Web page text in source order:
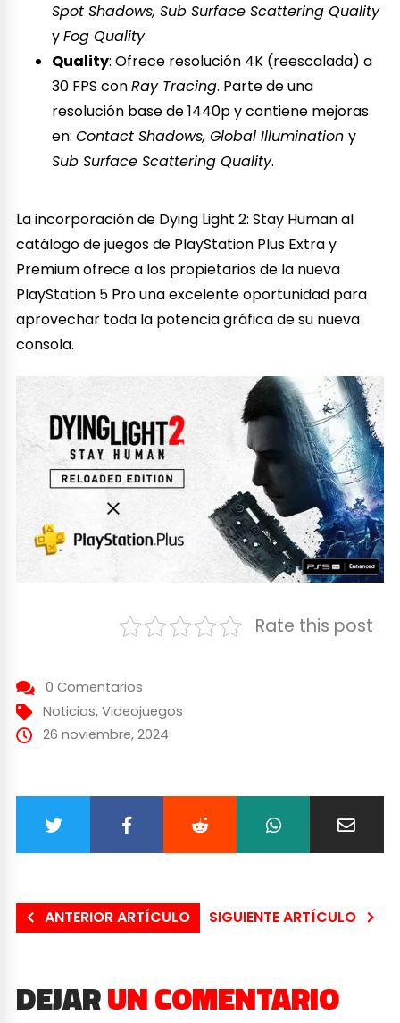
Spot Shadows, Sub Surface Scattering Quality
yFog Quality.
Quality: Ofrece resolución 4K (reescalada) a
30 FPS conRay Tracing. Parte de una
resolución base de 1440p y contiene mejoras
en:Contact Shadows, Global Illuminationy
Sub Surface Scattering Quality.
La incorporación de Dying Light 2: Stay Human al
catálogo de juegos de PlayStation Plus Extra y
Premium ofrece a los propietarios de la nueva
PlayStation 5 Pro una excelente oportunidad para
aprovechar toda la potencia gráfica de su nueva
consola.
Rate this post
0 Comentarios
Noticias, Videojuegos
26 noviembre, 2024
ANTERIOR ARTÍCULO SIGUIENTE ARTÍCULO
DEJARUN COMENTARIO